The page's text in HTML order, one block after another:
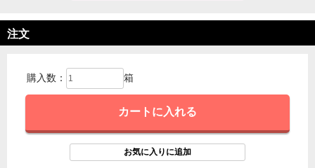
注文
購入数： 箱